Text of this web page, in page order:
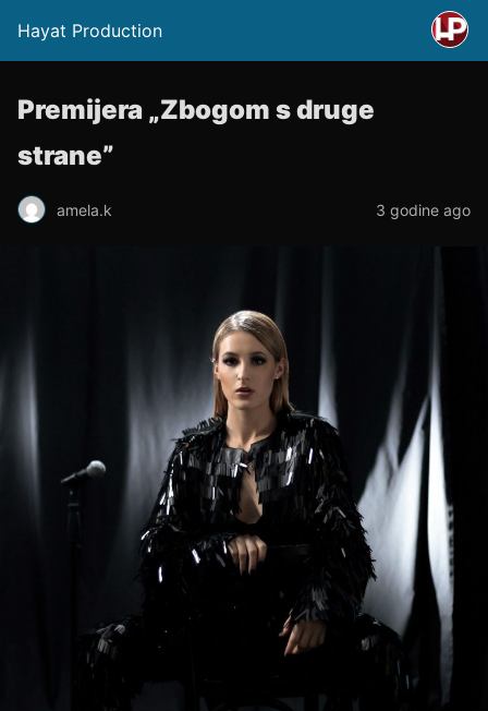
Hayat Production
Premijera „Zbogom s druge
strane”
amela.k 3 godine ago